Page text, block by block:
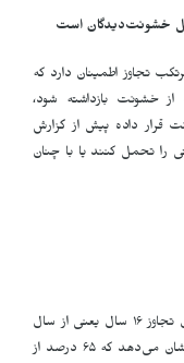
خشونت‌دیدگان است
تجاوز اطمینان دارد که
خشونت بازداشته شود،
قرار داده پیش از گزارش
را تحمل کنند یا با چنان
در بررسی کلی مجازات اعدام پژوهشی که پرونده‌های تجاوز ١۶ سال یعنی از سال
٢٠٠٠ تا ٢٠١۵ را در هند بررسی کرده و یافته‌های آن نشان می‌دهد که ۶۵ درصد از